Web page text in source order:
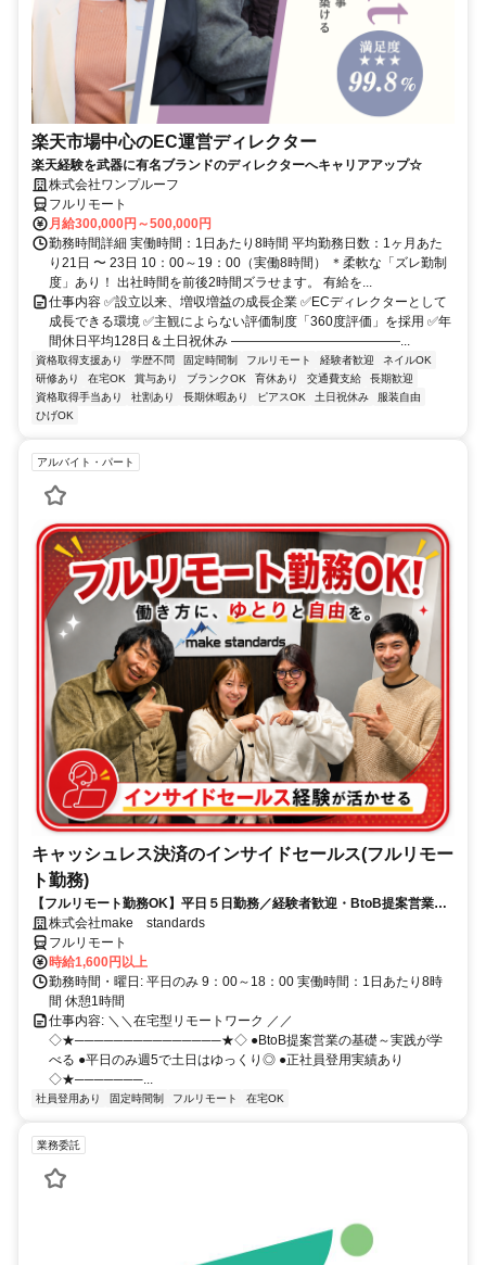
楽天市場中心のEC運営ディレクター
楽天経験を武器に有名ブランドのディレクターへキャリアアップ☆
株式会社ワンプルーフ
フルリモート
月給300,000円～500,000円
勤務時間詳細 実働時間：1日あたり8時間 平均勤務日数：1ヶ月あた
り21日 〜 23日 10：00～19：00（実働8時間） ＊柔軟な「ズレ勤制
度」あり！ 出社時間を前後2時間ズラせます。 有給を...
仕事内容 ✅設立以来、増収増益の成長企業 ✅ECディレクターとして
成長できる環境 ✅主観によらない評価制度「360度評価」を採用 ✅年
間休日平均128日＆土日祝休み ―――――――――――――...
資格取得支援あり 学歴不問 固定時間制 フルリモート 経験者歓迎
ネイルOK
研修あり
在宅OK 賞与あり ブランクOK 育休あり 交通費支給
長期歓迎
資格取得手当あり
社割あり 長期休暇あり ピアスOK 土日祝休み
服装自由
ひげOK
アルバイト・パート
キャッシュレス決済のインサイドセールス(フルリモー
ト勤務)
【フルリモート勤務OK】平日５日勤務／経験者歓迎・BtoB提案営業で
スキルアップ
株式会社make standards
フルリモート
時給1,600円以上
勤務時間・曜日: 平日のみ 9：00～18：00 実働時間：1日あたり8時
間 休憩1時間
仕事内容: ＼＼在宅型リモートワーク ／／
◇★───────────────★◇ ●BtoB提案営業の基礎～実践が学
べる ●平日のみ週5で土日はゆっくり◎ ●正社員登用実績あり
◇★───────...
社員登用あり 固定時間制 フルリモート 在宅OK
業務委託